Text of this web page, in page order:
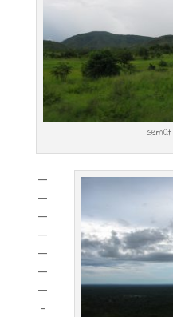
Gemüt
—
—
—
—
—
—
—
-